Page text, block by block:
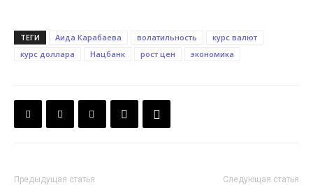
ТЕГИ Аида Карабаева волатильность
курс валют
курс доллара
Нацбанк рост цен экономика
Предыдущая статья Следующая статья